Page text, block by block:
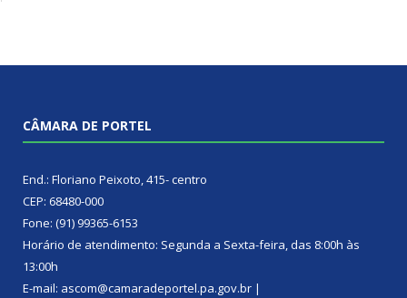
CÂMARA DE PORTEL
End.: Floriano Peixoto, 415- centro
CEP: 68480-000
Fone: (91) 99365-6153
Horário de atendimento: Segunda a Sexta-feira, das 8:00h às
13:00h
E-mail: ascom@camaradeportel.pa.gov.br |